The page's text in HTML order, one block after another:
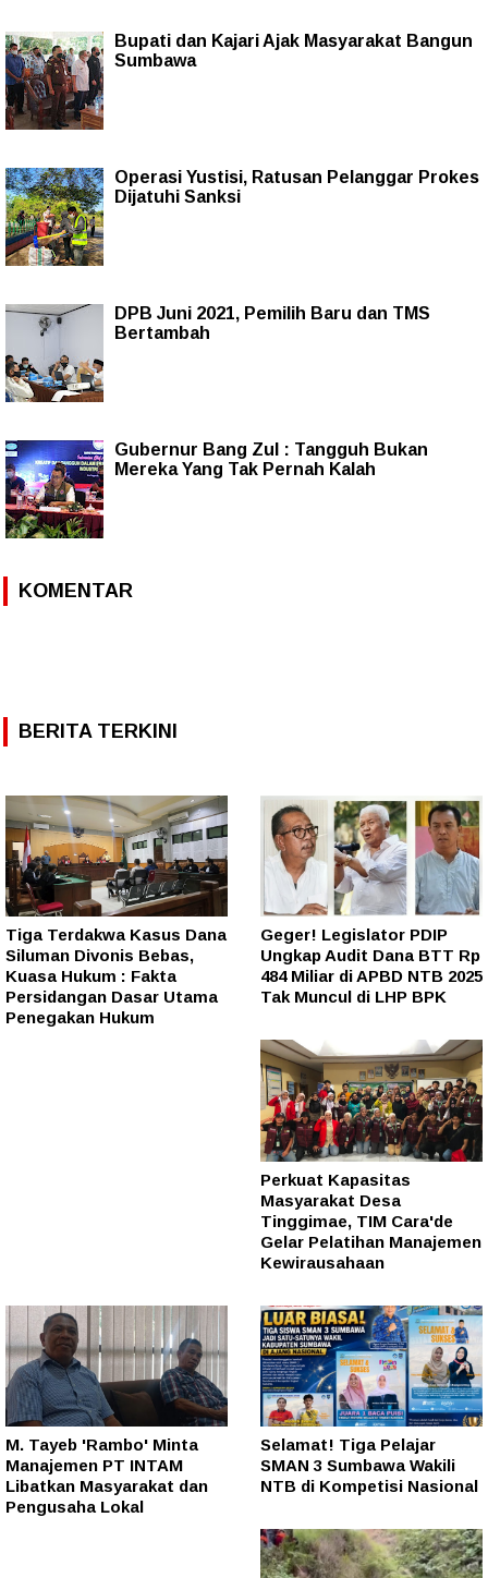
Bupati dan Kajari Ajak Masyarakat Bangun
Sumbawa
Operasi Yustisi, Ratusan Pelanggar Prokes
Dijatuhi Sanksi
DPB Juni 2021, Pemilih Baru dan TMS
Bertambah
Gubernur Bang Zul : Tangguh Bukan
Mereka Yang Tak Pernah Kalah
KOMENTAR
BERITA TERKINI
Tiga Terdakwa Kasus Dana
Siluman Divonis Bebas,
Kuasa Hukum : Fakta
Persidangan Dasar Utama
Penegakan Hukum
Geger! Legislator PDIP
Ungkap Audit Dana BTT Rp
484 Miliar di APBD NTB 2025
Tak Muncul di LHP BPK
Perkuat Kapasitas
Masyarakat Desa
Tinggimae, TIM Cara'de
Gelar Pelatihan Manajemen
Kewirausahaan
M. Tayeb 'Rambo' Minta
Manajemen PT INTAM
Libatkan Masyarakat dan
Pengusaha Lokal
Selamat! Tiga Pelajar
SMAN 3 Sumbawa Wakili
NTB di Kompetisi Nasional